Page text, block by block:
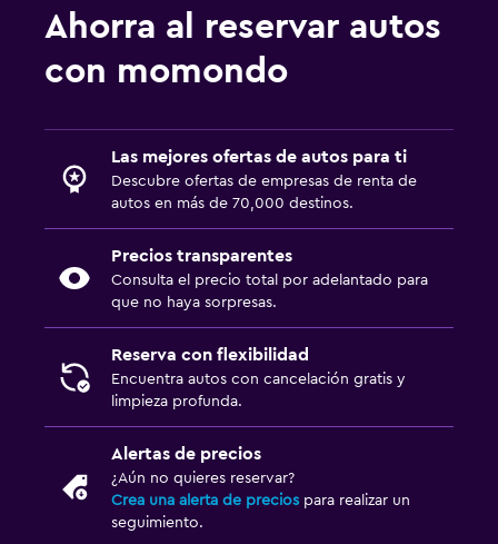
Autos de renta de Economy Rent a Car en MCO
Autos de renta de NU Car en MCO
Ahorra al reservar autos
con momondo
Las mejores ofertas de autos para ti
Descubre ofertas de empresas de renta de
autos en más de 70,000 destinos.
Precios transparentes
Consulta el precio total por adelantado para
que no haya sorpresas.
Reserva con flexibilidad
Encuentra autos con cancelación gratis y
limpieza profunda.
Alertas de precios
¿Aún no quieres reservar?
Crea una alerta de precios para realizar un
seguimiento.